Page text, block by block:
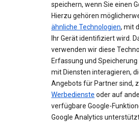
speichern, wenn Sie einen
Hierzu gehören
ähnliche Technologien, mit
Ihr Gerät identifiziert wird.
verwenden wir diese
Erfassung und
mit Diensten interagieren,
Angebots für Partner sind,
Werbedienste oder auf
verfügbare Google-
Google Analytics